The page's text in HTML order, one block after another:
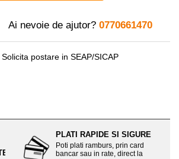
Ai nevoie de ajutor? 0770661470
Solicita postare in SEAP/SICAP
PLATI RAPIDE SI SIGURE
Poti plati ramburs, prin card
bancar sau in rate, direct la